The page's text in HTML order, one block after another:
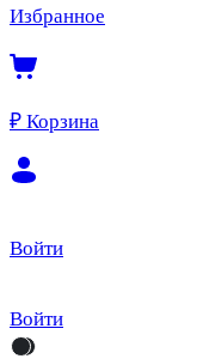
Избранное
₽ Корзина
Войти
Войти